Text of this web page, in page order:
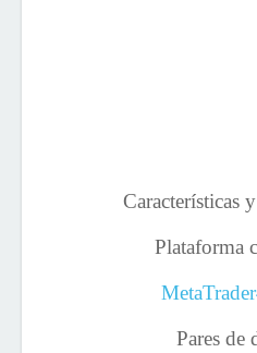
Características
Plataforma
Pares de